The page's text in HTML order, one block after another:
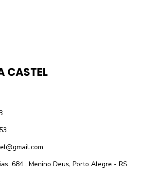
CASTEL
684 , Menino Deus, Porto Alegre - RS